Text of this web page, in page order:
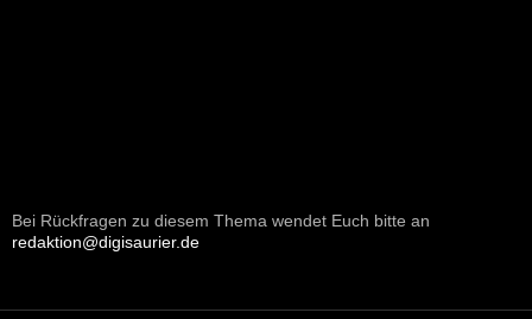
Bei Rückfragen zu diesem Thema wendet Euch bitte an
redaktion@digisaurier.de